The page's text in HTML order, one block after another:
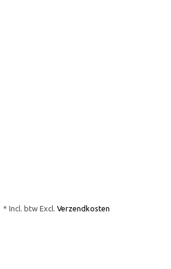
* Incl. btw Excl. Verzendkosten